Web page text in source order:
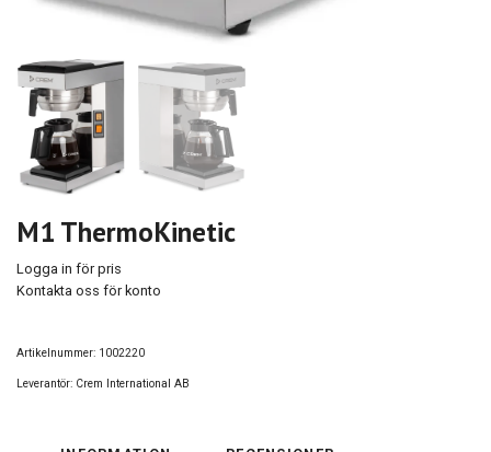
M1 ThermoKinetic
Logga in för pris
Kontakta oss för konto
Artikelnummer: 1002220
Leverantör: Crem International AB